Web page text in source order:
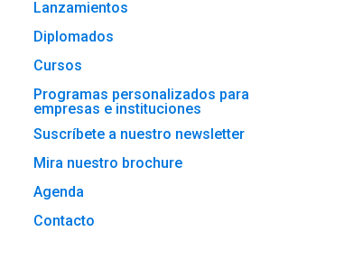
Lanzamientos
Diplomados
Cursos
Programas personalizados para
empresas e instituciones
Suscríbete a nuestro newsletter
Mira nuestro brochure
Agenda
Contacto